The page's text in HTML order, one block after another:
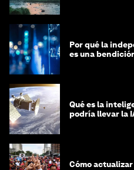
Por qué la
es una
Qué es la
podría llevar la
Cómo